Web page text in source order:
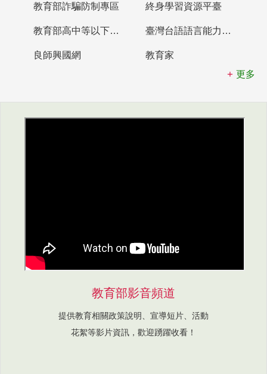
教育部詐騙防制專區 終身學習資源平臺
教育部高中等以下學校及幼兒園教師資格檢定考試 臺灣台語語言能力認證網站
良師興國網
教育家
更多
教育部影音頻道
提供教育相關政策說明、宣導短片、活動
花絮等影片資訊，歡迎踴躍收看！